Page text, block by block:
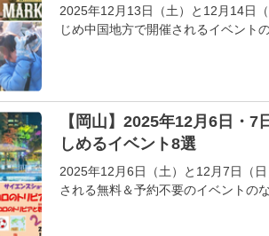
2025年12月13日（土）と12月14日
じめ中国地方で開催されるイベント
【岡山】2025年12月6日・7
しめるイベント8選
2025年12月6日（土）と12月7日（
される無料＆予約不要のイベントの